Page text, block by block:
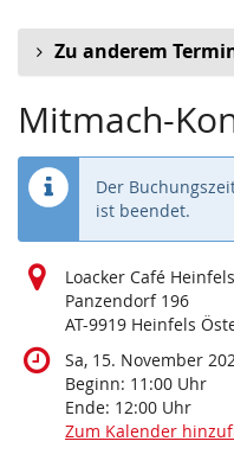
Zu anderem
Mitmach-
Der
ist beendet.
Loacker Café Heinfels
Panzendorf 196
AT-9919 Heinfels
Sa, 15. November
Beginn: 11:00 Uhr
Ende: 12:00 Uhr
Zum Kalender